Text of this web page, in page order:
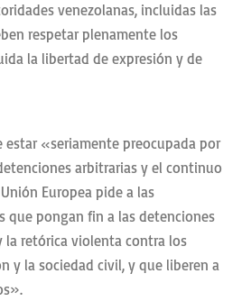
venezolanas, incluidas las
respetar plenamente los
la libertad de expresión y de
estar «seriamente preocupada por
arbitrarias y el continuo
Europea pide a las
que pongan fin a las detenciones
la retórica violenta contra los
y la sociedad civil, y que liberen a